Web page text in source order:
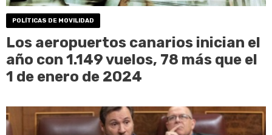
POLÍTICAS DE MOVILIDAD
Los aeropuertos canarios inician el
año con 1.149 vuelos, 78 más que el
1 de enero de 2024